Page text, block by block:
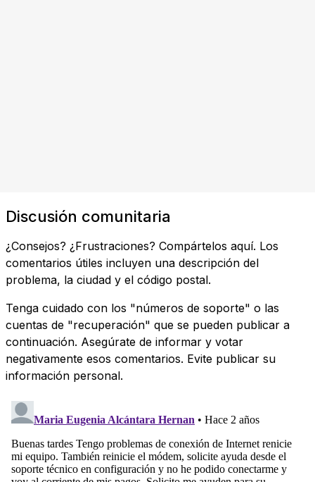
Discusión comunitaria
¿Consejos? ¿Frustraciones? Compártelos aquí. Los
comentarios útiles incluyen una descripción del
problema, la ciudad y el código postal.
Tenga cuidado con los "números de soporte" o las
cuentas de "recuperación" que se pueden publicar a
continuación. Asegúrate de informar y votar
negativamente esos comentarios. Evite publicar su
información personal.